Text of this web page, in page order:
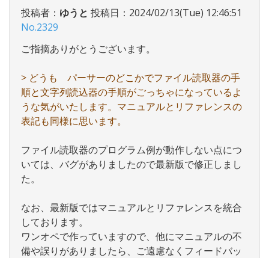
投稿者： ゆうと 投稿日：2024/02/13(Tue) 12:46:51
No.2329
ご指摘ありがとうございます。
> どうも パーサーのどこかでファイル読取器の手
順と文字列読込器の手順がごっちゃになっているよ
うな気がいたします。マニュアルとリファレンスの
表記も同様に思います。
ファイル読取器のプログラム例が動作しない点につ
いては、バグがありましたので最新版で修正しまし
た。
なお、最新版ではマニュアルとリファレンスを統合
しております。
ワンオペで作っていますので、他にマニュアルの不
備や誤りがありましたら、ご遠慮なくフィードバッ